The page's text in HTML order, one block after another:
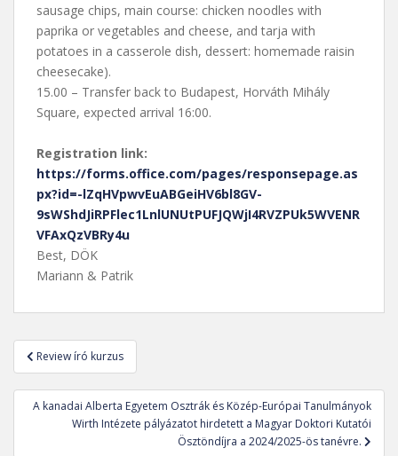
sausage chips, main course: chicken noodles with
paprika or vegetables and cheese, and tarja with
potatoes in a casserole dish, dessert: homemade raisin
cheesecake).
15.00 – Transfer back to Budapest, Horváth Mihály
Square, expected arrival 16:00.
Registration link:
https://forms.office.com/pages/responsepage.as
px?id=-lZqHVpwvEuABGeiHV6bl8GV-
9sWShdJiRPFlec1LnlUNUtPUFJQWjI4RVZPUk5WVENR
VFAxQzVBRy4u
Best, DÖK
Mariann & Patrik
Bejegyzés
navigáció
Review író kurzus
A kanadai Alberta Egyetem Osztrák és Közép-Európai Tanulmányok
Wirth Intézete pályázatot hirdetett a Magyar Doktori Kutatói
Ösztöndíjra a 2024/2025-ös tanévre.